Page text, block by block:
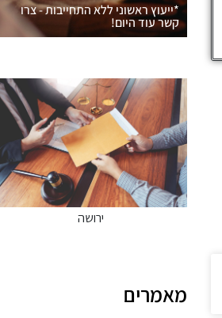
*ייעוץ ראשוני ללא התחייבות - צרו
קשר עוד היום!
ירושה
מאמרים